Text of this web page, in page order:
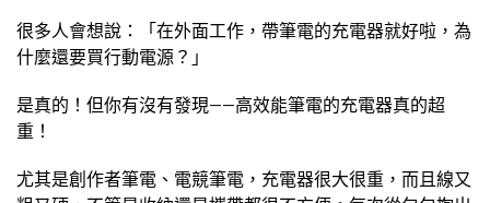
很多人會想說：「在外面工作，帶筆電的充電器就好啦，為
什麼還要買行動電源？」
是真的！但你有沒有發現——高效能筆電的充電器真的超
重！
尤其是創作者筆電、電競筆電，充電器很大很重，而且線又